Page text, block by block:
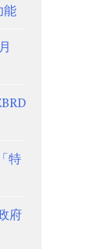
特
府